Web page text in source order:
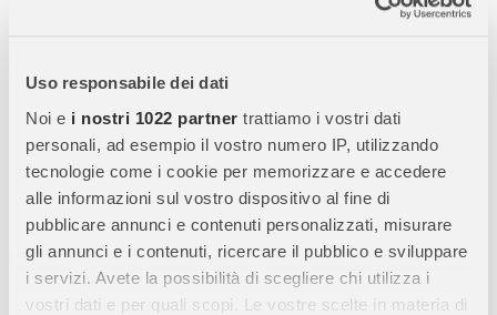
Uso responsabile dei dati
Noi e i nostri 1022 partner trattiamo i vostri dati
personali, ad esempio il vostro numero IP, utilizzando
tecnologie come i cookie per memorizzare e accedere
alle informazioni sul vostro dispositivo al fine di
pubblicare annunci e contenuti personalizzati, misurare
gli annunci e i contenuti, ricercare il pubblico e sviluppare
i servizi. Avete la possibilità di scegliere chi utilizza i
vostri dati e per quali scopi. Le vostre scelte in materia di
Ravensburger
Immergiti nel magico mondo dellePrincipesse Disney
Puzzle 100 pezzi XXL Principesse Disneydi Ravensburger.
Ideale per bambini dai6 anni in su, questo puzzle unisce
creatività, divertimento e apprendimento.
Caratteristiche Principali: